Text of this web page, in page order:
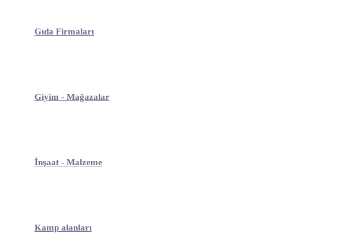
Gıda Firmaları
Giyim - Mağazalar
İnşaat - Malzeme
Kamp alanları